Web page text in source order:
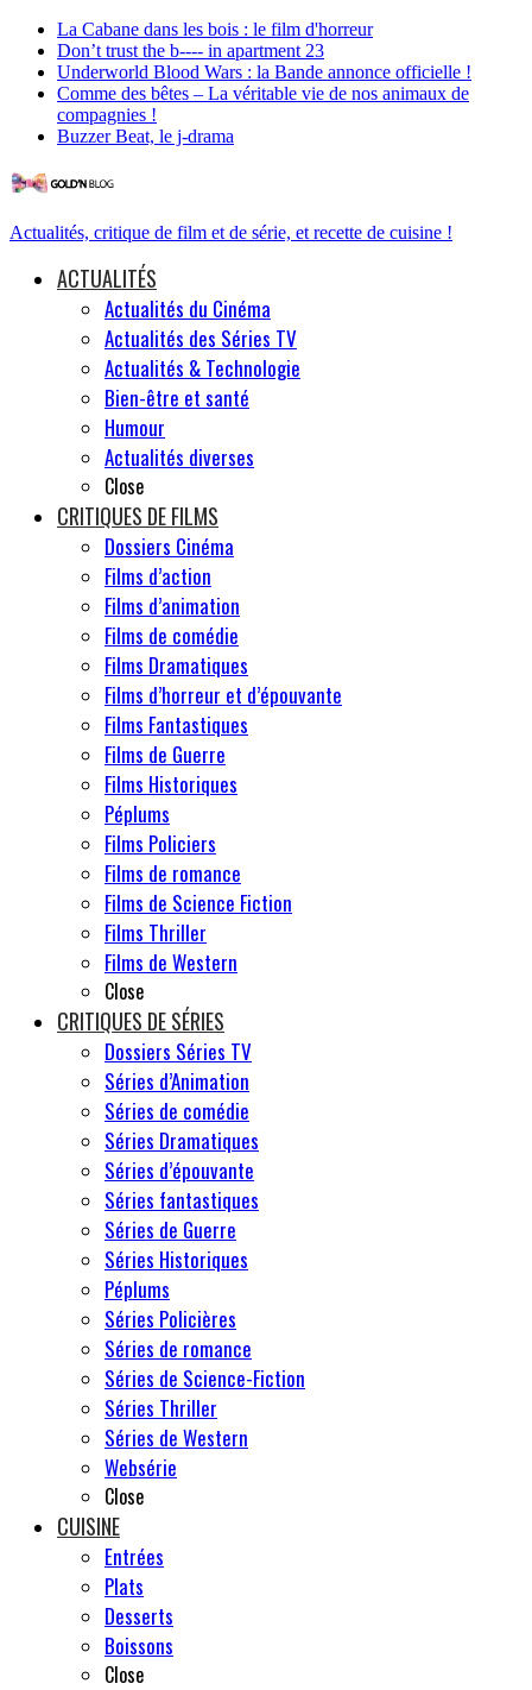
La Cabane dans les bois : le film d'horreur
Don’t trust the b---- in apartment 23
Underworld Blood Wars : la Bande annonce officielle !
Comme des bêtes – La véritable vie de nos animaux de
compagnies !
Buzzer Beat, le j-drama
Actualités, critique de film et de série, et recette de cuisine !
ACTUALITÉS
Actualités du Cinéma
Actualités des Séries TV
Actualités & Technologie
Bien-être et santé
Humour
Actualités diverses
Close
CRITIQUES DE FILMS
Dossiers Cinéma
Films d’action
Films d’animation
Films de comédie
Films Dramatiques
Films d’horreur et d’épouvante
Films Fantastiques
Films de Guerre
Films Historiques
Péplums
Films Policiers
Films de romance
Films de Science Fiction
Films Thriller
Films de Western
Close
CRITIQUES DE SÉRIES
Dossiers Séries TV
Séries d’Animation
Séries de comédie
Séries Dramatiques
Séries d’épouvante
Séries fantastiques
Séries de Guerre
Séries Historiques
Péplums
Séries Policières
Séries de romance
Séries de Science-Fiction
Séries Thriller
Séries de Western
Websérie
Close
CUISINE
Entrées
Plats
Desserts
Boissons
Close